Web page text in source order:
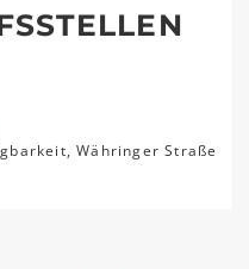
Währinger Straße